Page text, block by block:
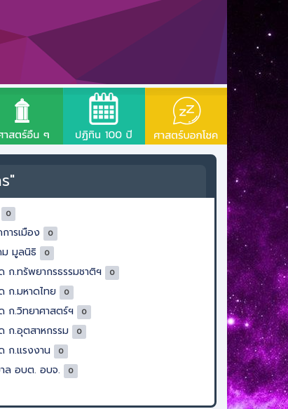
"
0
ารเมือง 0
ม มูลนิธิ 0
ก.ทรัพยากรธรรมชาติฯ 0
ก.มหาดไทย 0
ก.วิทยาศาสตร์ฯ 0
ก.อุตสาหกรรม 0
ก.แรงงาน 0
ล อบต. อบจ. 0